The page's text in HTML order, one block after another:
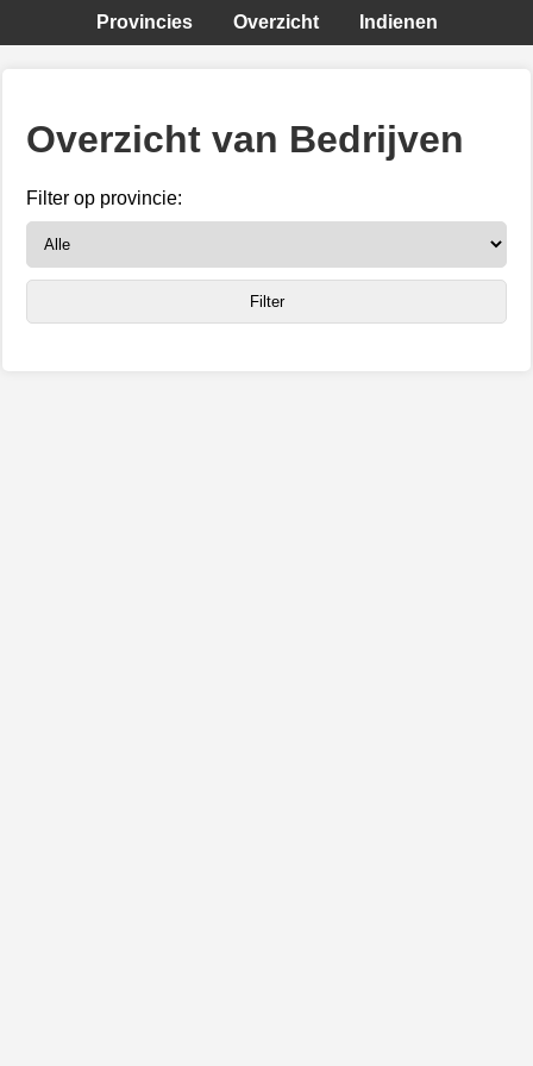
Provincies Overzicht Indienen
Overzicht van Bedrijven
Filter op provincie: